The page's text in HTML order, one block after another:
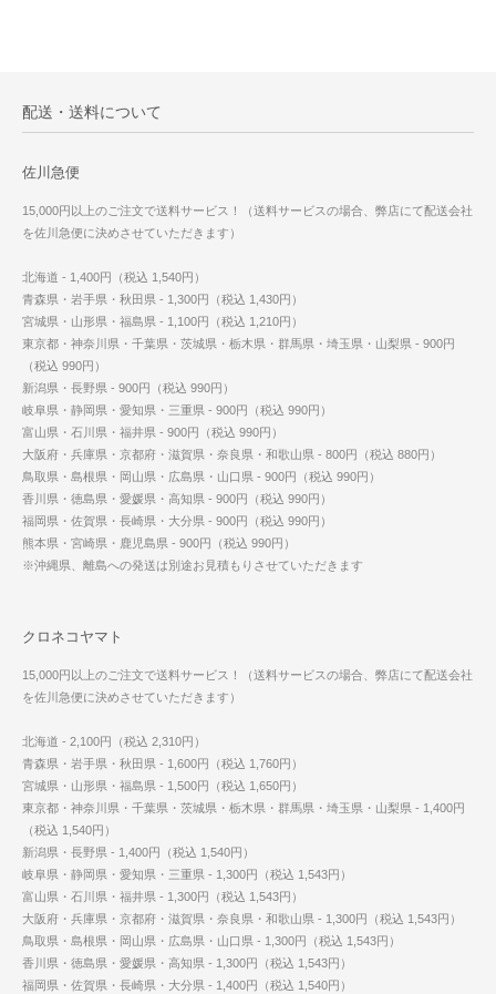
配送・送料について
佐川急便
15,000円以上のご注文で送料サービス！（送料サービスの場合、弊店にて配送会社
を佐川急便に決めさせていただきます）
北海道 - 1,400円（税込 1,540円）
青森県・岩手県・秋田県 - 1,300円（税込 1,430円）
宮城県・山形県・福島県 - 1,100円（税込 1,210円）
東京都・神奈川県・千葉県・茨城県・栃木県・群馬県・埼玉県・山梨県 - 900円
（税込 990円）
新潟県・長野県 - 900円（税込 990円）
岐阜県・静岡県・愛知県・三重県 - 900円（税込 990円）
富山県・石川県・福井県 - 900円（税込 990円）
大阪府・兵庫県・京都府・滋賀県・奈良県・和歌山県 - 800円（税込 880円）
鳥取県・島根県・岡山県・広島県・山口県 - 900円（税込 990円）
香川県・徳島県・愛媛県・高知県 - 900円（税込 990円）
福岡県・佐賀県・長崎県・大分県 - 900円（税込 990円）
熊本県・宮崎県・鹿児島県 - 900円（税込 990円）
※沖縄県、離島への発送は別途お見積もりさせていただきます
クロネコヤマト
15,000円以上のご注文で送料サービス！（送料サービスの場合、弊店にて配送会社
を佐川急便に決めさせていただきます）
北海道 - 2,100円（税込 2,310円）
青森県・岩手県・秋田県 - 1,600円（税込 1,760円）
宮城県・山形県・福島県 - 1,500円（税込 1,650円）
東京都・神奈川県・千葉県・茨城県・栃木県・群馬県・埼玉県・山梨県 - 1,400円
（税込 1,540円）
新潟県・長野県 - 1,400円（税込 1,540円）
岐阜県・静岡県・愛知県・三重県 - 1,300円（税込 1,543円）
富山県・石川県・福井県 - 1,300円（税込 1,543円）
大阪府・兵庫県・京都府・滋賀県・奈良県・和歌山県 - 1,300円（税込 1,543円）
鳥取県・島根県・岡山県・広島県・山口県 - 1,300円（税込 1,543円）
香川県・徳島県・愛媛県・高知県 - 1,300円（税込 1,543円）
福岡県・佐賀県・長崎県・大分県 - 1,400円（税込 1,540円）